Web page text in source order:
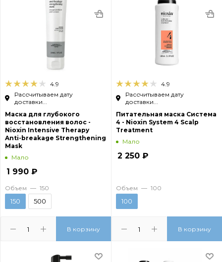
4.9
Рассчитываем дату
доставки...
Маска для глубокого
восстановления волос -
Nioxin Intensive Therapy
Anti-breakage Strengthening
Mask
Мало
1 990 ₽
В корзину
Объем — 150
150 500
4.9
Рассчитываем дату
доставки...
Питательная маска Система
4 - Nioxin System 4 Scalp
Treatment
Мало
2 250 ₽
В корзину
Объем — 100
100